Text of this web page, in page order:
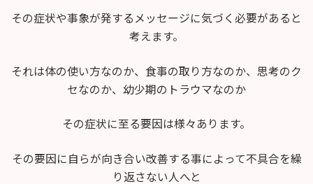
その症状や事象が発するメッセージに気づく必要があると
考えます。
それは体の使い方なのか、食事の取り方なのか、思考のク
セなのか、幼少期のトラウマなのか
その症状に至る要因は様々あります。
その要因に自らが向き合い改善する事によって不具合を繰
り返さない人へと